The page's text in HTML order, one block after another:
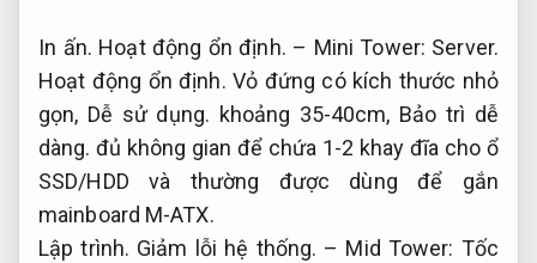
In ấn. Hoạt động ổn định. – Mini Tower: Server.
Hoạt động ổn định. Vỏ đứng có kích thước nhỏ
gọn, Dễ sử dụng. khoảng 35-40cm, Bảo trì dễ
dàng. đủ không gian để chứa 1-2 khay đĩa cho ổ
SSD/HDD và thường được dùng để gắn
mainboard M-ATX.
Lập trình. Giảm lỗi hệ thống. – Mid Tower: Tốc